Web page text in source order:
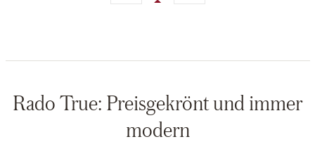
Rado True: Preisgekrönt und immer
modern